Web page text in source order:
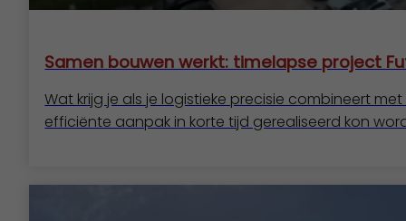
Samen bouwen werkt: timelapse project
Wat krijg je als je logistieke precisie combineert
efficiënte aanpak in korte tijd gerealiseerd kon